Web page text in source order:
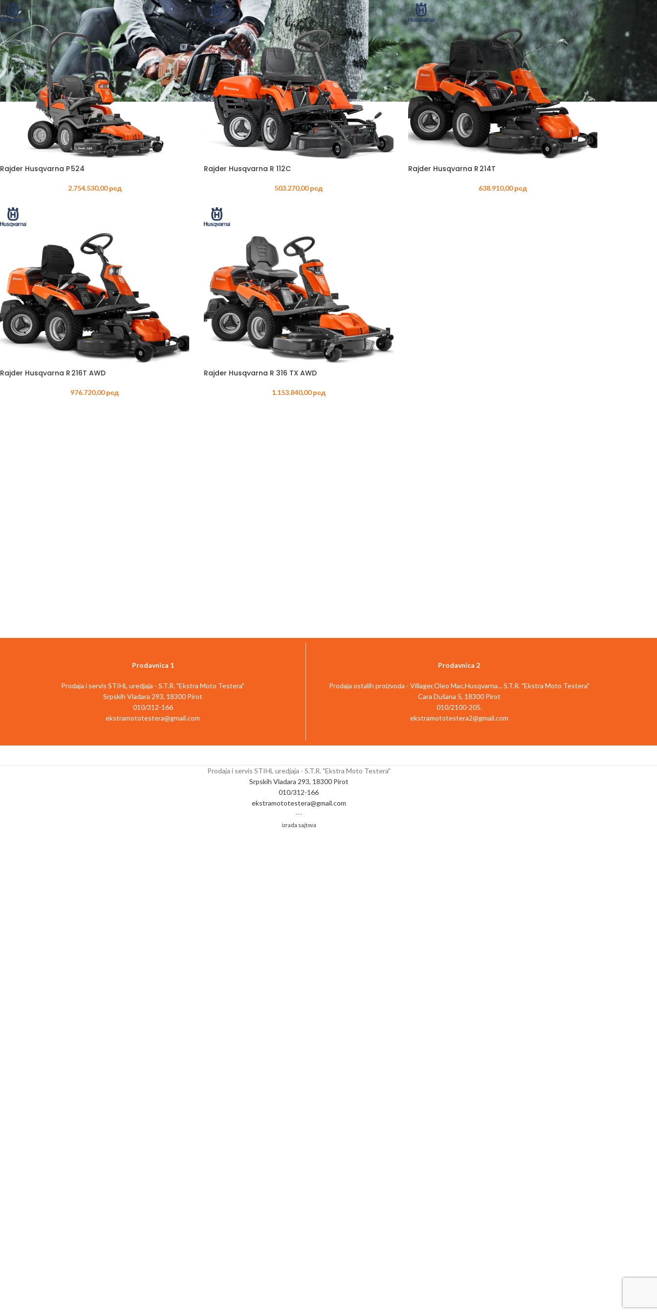
BENZINSKI PROGRAM
AGREGATI – BENZINSKI
BUŠAČI – BENZINSKI
ČISTAČI – BENZINSKI
DROBILICE – BENZINSKE
DUVAČI – BENZINSKI
KOSAČICE – BENZINSKE
KULTIVATORI – DIZEL
MAKAZE ZA ŽIVU OGRADU –
BENZIN
PERAČI – BENZINSKI
PUMPE – BENZINSKE
PROZRAČIVAČI – BENZINSKI
SPECIJALNE MAŠINE –
BENZINSKE
TESTERE – BENZINSKE
TRESAČI – BENZINSKI
TRAKTORSKE KOSAČICE –
ELEKTRIČNI PROGRAM
CEPAČI
ČISTAČI – ELEKTRIČNI
DROBILICE – ELEKTRIČNE
DUVAČI – ELEKTRIČNI
KOSAČICE – ELEKTRIČNE
KULTIVATORI – ELEKTRIČNI
MAKAZE ZA ŽIVU OGRADU –
TESTERE – ELEKTRIČNE
TRIMERI – ELEKTRIČNI
USISIVAČI – ELEKTRIČNI
AKUMULATORSKI PROGRAM
BATERIJE
BUŠAČI – AKUMULATORSKI
ČISTAČI – AKUMULATORSKI
DUVAČI – AKUMULATORSKI
DROBILICE –
AKUMULATORSKE
KULTIVATORI –
Rajder Husqvarna P 524
2.754.530,00рсд
Rajder Husqvarna R 112C
503.270,00рсд
Rajder Husqvarna R 214T
638.910,00рсд
Rajder Husqvarna R 216T AWD
976.720,00рсд
Rajder Husqvarna R 316 TX AWD
1.153.840,00рсд
Prodavnica 1
Prodaja i servis STIHL uredjaja - S.T.R. "Ekstra Moto Testera"
Srpskih Vladara 293, 18300 Pirot
010/312-166
ekstramototestera@gmail.com
Prodavnica 2
Prodaja ostalih proizvoda - Villager,Oleo Mac,Husqvarna... S.T.R. "Ekstra Moto Testera"
Cara Dušana 5, 18300 Pirot
010/2100-205.
ekstramototestera2@gmail.com
Prodaja i servis STIHL uredjaja - S.T.R. "Ekstra Moto Testera"
Srpskih Vladara 293, 18300 Pirot
010/312-166
ekstramototestera@gmail.com
---
izrada sajtova